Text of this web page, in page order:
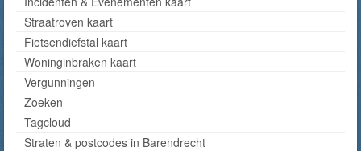
Straatroven kaart
Fietsendiefstal kaart
Woninginbraken kaart
Vergunningen
Zoeken
Tagcloud
Straten & postcodes in Barendrecht